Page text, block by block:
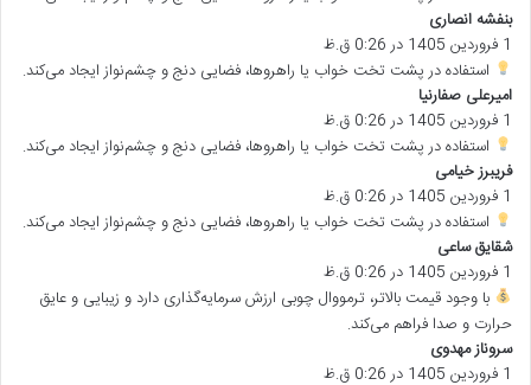
:
بنفشه انصاری
ف
ت
:
1 فروردین 1405 در 0:26 ق.ظ
استفاده در پشت تخت خواب یا راهروها، فضایی دنج و چشم‌نواز ایجاد می‌کند.
امیرعلی صفارنیا
ف
ت
1 فروردین 1405 در 0:26 ق.ظ
استفاده در پشت تخت خواب یا راهروها، فضایی دنج و چشم‌نواز ایجاد می‌کند.
فریبرز خیامی
ف
ت
1 فروردین 1405 در 0:26 ق.ظ
استفاده در پشت تخت خواب یا راهروها، فضایی دنج و چشم‌نواز ایجاد می‌کند.
شقایق ساعی
ف
ت
:
1 فروردین 1405 در 0:26 ق.ظ
با وجود قیمت بالاتر، ترمووال چوبی ارزش سرمایه‌گذاری دارد و زیبایی و عایق
حرارت و صدا فراهم می‌کند.
سروناز مهدوی
ف
1 فروردین 1405 در 0:26 ق.ظ